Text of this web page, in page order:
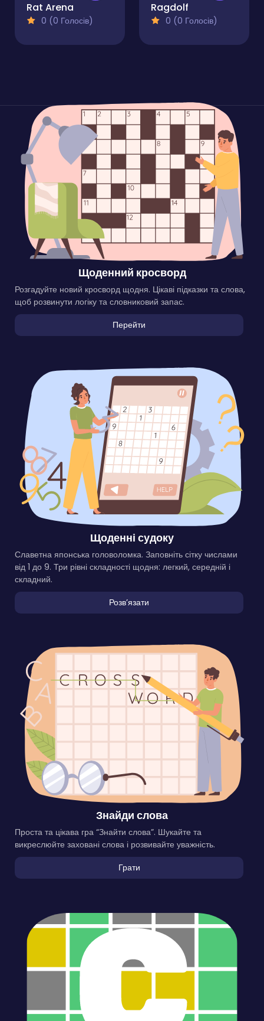
Rat Arena
0 (0 Голосів)
Ragdolf
0 (0 Голосів)
Щоденний кросворд
Розгадуйте новий кросворд щодня. Цікаві підказки та слова,
щоб розвинути логіку та словниковий запас.
Перейти
Щоденні судоку
Славетна японська головоломка. Заповніть сітку числами
від 1 до 9. Три рівні складності щодня: легкий, середній і
складний.
Розвʼязати
Знайди слова
Проста та цікава гра “Знайти слова”. Шукайте та
викреслюйте заховані слова і розвивайте уважність.
Грати